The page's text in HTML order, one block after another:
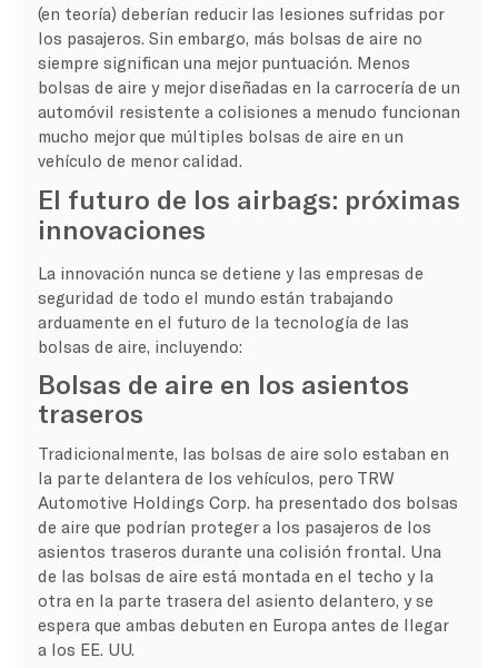
(en teoría) deberían reducir las lesiones sufridas por
los pasajeros. Sin embargo, más bolsas de aire no
siempre significan una mejor puntuación. Menos
bolsas de aire y mejor diseñadas en la carrocería de un
automóvil resistente a colisiones a menudo funcionan
mucho mejor que múltiples bolsas de aire en un
vehículo de menor calidad.
El futuro de los airbags: próximas
innovaciones
La innovación nunca se detiene y las empresas de
seguridad de todo el mundo están trabajando
arduamente en el futuro de la tecnología de las
bolsas de aire, incluyendo:
Bolsas de aire en los asientos
traseros
Tradicionalmente, las bolsas de aire solo estaban en
la parte delantera de los vehículos, pero TRW
Automotive Holdings Corp. ha presentado dos bolsas
de aire que podrían proteger a los pasajeros de los
asientos traseros durante una colisión frontal. Una
de las bolsas de aire está montada en el techo y la
otra en la parte trasera del asiento delantero, y se
espera que ambas debuten en Europa antes de llegar
a los EE. UU.